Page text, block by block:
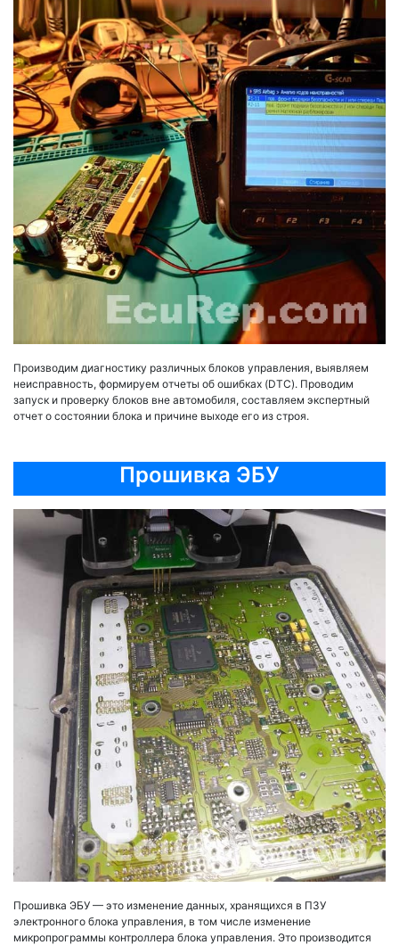
Производим диагностику различных блоков управления, выявляем
неисправность, формируем отчеты об ошибках (DTC). Проводим
запуск и проверку блоков вне автомобиля, составляем экспертный
отчет о состоянии блока и причине выходе его из строя.
Прошивка ЭБУ
Прошивка ЭБУ — это изменение данных, хранящихся в ПЗУ
электронного блока управления, в том числе изменение
микропрограммы контроллера блока управления. Это производится